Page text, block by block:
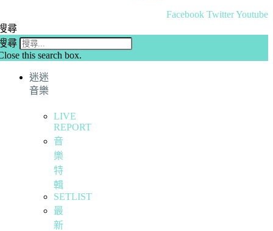
Facebook TwitterYoutube
尋
尋
this search box.
迷迷
音樂
LIVE
REPORT
音
樂
特
輯
SETLIST
最
新